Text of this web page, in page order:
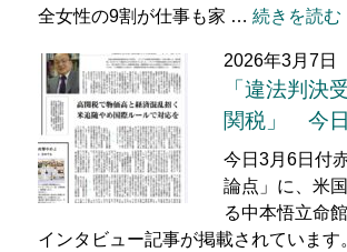
全女性の9割が仕事も家 … 続きを読
2026年3月7日
「違法判決
関税」 今
今日3月6日付
論点」に、米
る中本悟立命
インタビュー記事が掲載されています